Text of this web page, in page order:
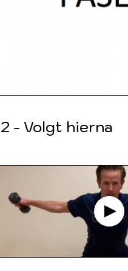
2 - Volgt hierna